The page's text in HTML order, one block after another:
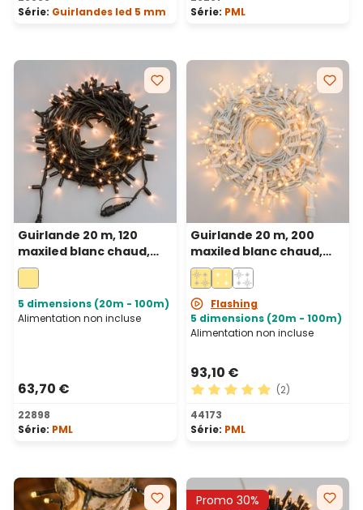
Série: Guirlandes led 5 mm
Série: PML
Guirlande 20 m, 120
maxiled blanc chaud,
câble vert,
prolongeable, IP67
5 dimensions (20m - 100m)
Alimentation non incluse
63,70 €
22898
Série: PML
Guirlande 20 m, 200
maxiled blanc chaud,
câble blanc,
prolongeable, IP67
Flashing
5 dimensions (20m - 100m)
Alimentation non incluse
93,10 €
Note moyenne de 5 sur 5
(2)
44173
Série: PML
Promo 30%